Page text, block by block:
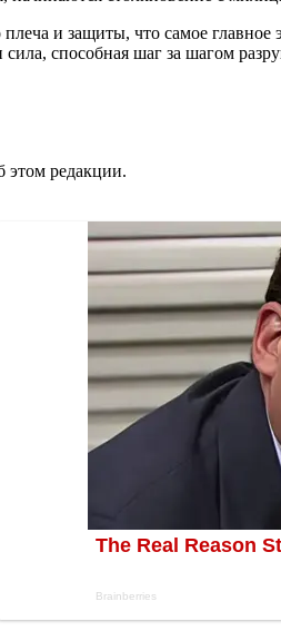
и защиты, что самое главное
способная шаг за шагом
этом редакции.